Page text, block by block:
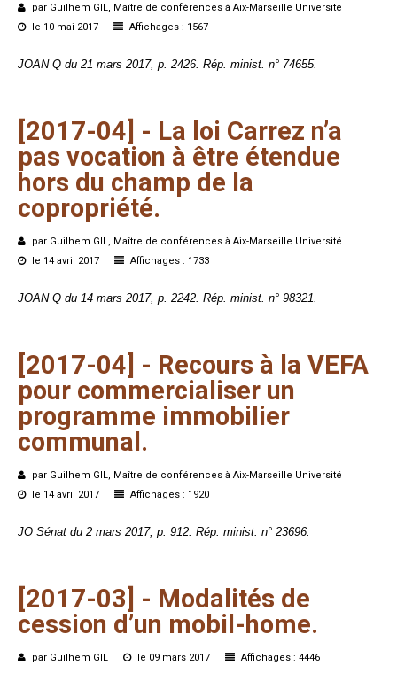
par Guilhem GIL, Maître de conférences à Aix-Marseille Université
le 10 mai 2017
Affichages : 1567
JOAN Q du 21 mars 2017, p. 2426. Rép. minist. n° 74655.
[2017-04] - La loi Carrez n’a
pas vocation à être étendue
hors du champ de la
copropriété.
par Guilhem GIL, Maître de conférences à Aix-Marseille Université
le 14 avril 2017
Affichages : 1733
JOAN Q du 14 mars 2017, p. 2242. Rép. minist. n° 98321.
[2017-04] - Recours à la VEFA
pour commercialiser un
programme immobilier
communal.
par Guilhem GIL, Maître de conférences à Aix-Marseille Université
le 14 avril 2017
Affichages : 1920
JO Sénat du 2 mars 2017, p. 912. Rép. minist. n° 23696.
[2017-03] - Modalités de
cession d’un mobil-home.
par Guilhem GIL le 09 mars 2017 Affichages : 4446